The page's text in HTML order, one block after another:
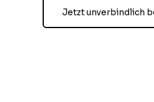
Jetzt unverbindlich